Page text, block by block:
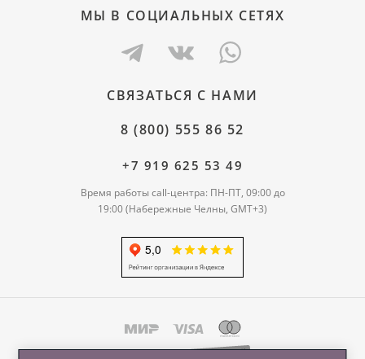
МЫ В СОЦИАЛЬНЫХ СЕТЯХ
СВЯЗАТЬСЯ С НАМИ
8 (800) 555 86 52
+7 919 625 53 49
Время работы call-центра: ПН-ПТ, 09:00 до
19:00 (Набережные Челны, GMT+3)